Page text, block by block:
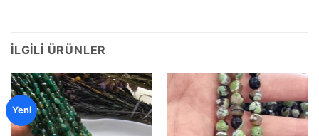
İLGILI ÜRÜNLER
Yeni